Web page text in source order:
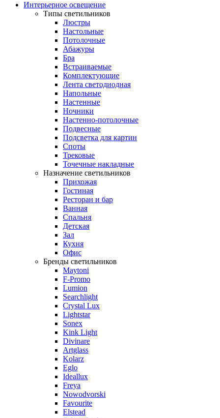
Интерьерное освещение
Типы светильников
Люстры
Настольные
Потолочные
Абажуры
Бра
Встраиваемые
Комплектующие
Лента светодиодная
Напольные
Настенные
Ночники
Настенно-потолочные
Подвесные
Подсветка для картин
Споты
Трековые
Точечные накладные
Назначение светильников
Прихожая
Гостиная
Ресторан и бар
Ванная
Спальня
Детская
Зал
Кухня
Офис
Бренды светильников
Maytoni
F-Promo
Lumion
Searchlight
Crystal Lux
Lightstar
Sonex
Kink Light
Divinare
Artglass
Kolarz
Eglo
Ideallux
Freya
Nowodvorski
Favourite
Elstead